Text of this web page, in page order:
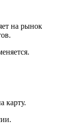
на рынок
карту.